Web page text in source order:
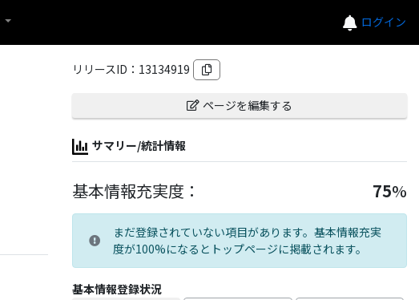
ログイン
リリースID： 13134919
ページを編集する
サマリー/統計情報
基本情報充実度： 75%
まだ登録されていない項目があります。基本情報充実
度が100%になるとトップページに掲載されます。
基本情報登録状況